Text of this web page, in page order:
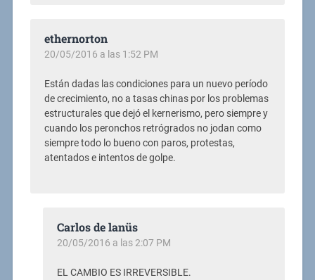
ethernorton
20/05/2016 a las 1:52 PM
Están dadas las condiciones para un nuevo período
de crecimiento, no a tasas chinas por los problemas
estructurales que dejó el kernerismo, pero siempre y
cuando los peronchos retrógrados no jodan como
siempre todo lo bueno con paros, protestas,
atentados e intentos de golpe.
Carlos de lanüs
20/05/2016 a las 2:07 PM
EL CAMBIO ES IRREVERSIBLE.